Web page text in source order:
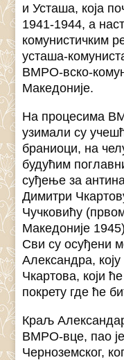
и Усташа, која
1941-1944, а
комунистичким
усташа-
ВМРО-вско-
Македоније.
На процесима
узимали су
браниоци, на
будућим
суђење за
Димитри
Чучковићу
Македоније
Сви су осуђени
Александра,
Чкартова, који
покрету где ће
Краљ
ВМРО-вце, пао
Черноземског,